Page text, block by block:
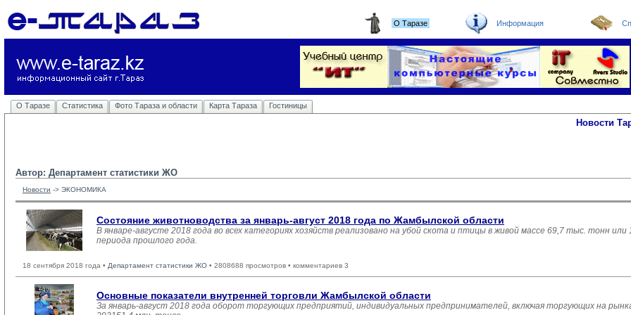
О Таразе Информация
О Таразе Статистика Фото Тараза и области Карта Тараза Гостиницы
Новости
Автор: Департамент статистики ЖО
Новости -> ЭКОНОМИКА
Состояние животноводства за январь-август 2018 года по Жамбылской области
В январе-августе 2018 года во всех категориях хозяйств реализовано на убой скота и птицы в живой массе 69,7 тыс. тонн или
периода прошлого года.
18 сентября 2018 года • Департамент статистики ЖО • 2808688 просмотров • комментариев 3
Основные показатели внутренней торговли Жамбылской области
За январь-август 2018 года оборот торгующих предприятий, индивидуальных предпринимателей, включая торгующих на